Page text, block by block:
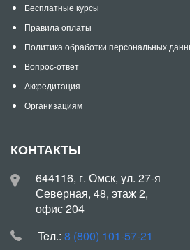
Бесплатные курсы
Правила оплаты
Политика обработки персональных
Вопрос-ответ
Аккредитация
Организациям
КОНТАКТЫ
644116, г. Омск, ул. 27-я
Северная, 48, этаж 2,
офис 204
Teл.: 8 (800) 101-57-21